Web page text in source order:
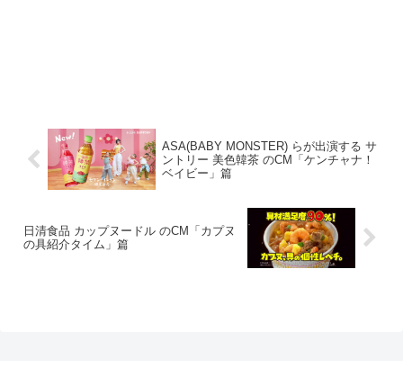
ASA(BABY MONSTER) らが出演する サ
ントリー 美色韓茶 のCM「ケンチャナ！
ベイビー」篇
日清食品 カップヌードル のCM「カプヌ
の具紹介タイム」篇